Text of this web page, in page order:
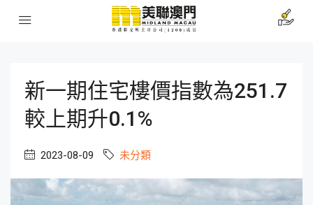
新一期住宅樓價指數為251.7
較上期升0.1%
2023-08-09 未分類